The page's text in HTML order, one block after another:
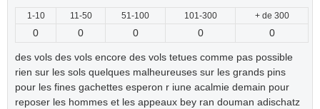
1-10 11-50 51-100 101-300 + de 300
0 0 0 0 0
des vols des vols encore des vols tetues comme pas possible
rien sur les sols quelques malheureuses sur les grands pins
pour les fines gachettes esperon r iune acalmie demain pour
reposer les hommes et les appeaux bey ran douman adischatz